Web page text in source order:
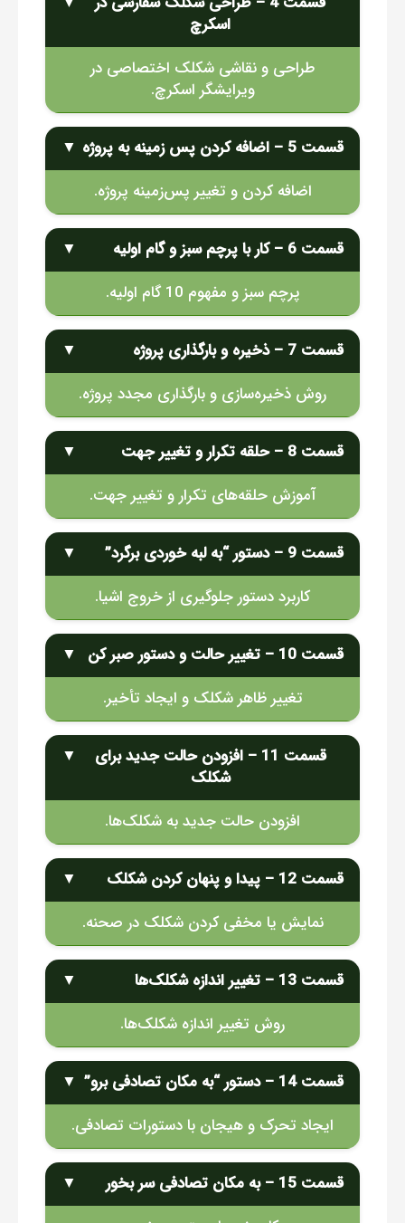
اسکرچ
طراحی و نقاشی شکلک اختصاصی در
ویرایشگر اسکرچ.
قسمت 5 – اضافه کردن پس زمینه به پروژه
▼
اضافه کردن و تغییر پس‌زمینه پروژه.
قسمت 6 – کار با پرچم سبز و گام اولیه
▼
پرچم سبز و مفهوم 10 گام اولیه.
قسمت 7 – ذخیره و بارگذاری پروژه
▼
روش ذخیره‌سازی و بارگذاری مجدد پروژه.
قسمت 8 – حلقه تکرار و تغییر جهت
▼
آموزش حلقه‌های تکرار و تغییر جهت.
قسمت 9 – دستور “به لبه خوردی برگرد”
▼
کاربرد دستور جلوگیری از خروج اشیا.
قسمت 10 – تغییر حالت و دستور صبر کن
▼
تغییر ظاهر شکلک و ایجاد تأخیر.
قسمت 11 – افزودن حالت جدید برای
شکلک
▼
افزودن حالت جدید به شکلک‌ها.
قسمت 12 – پیدا و پنهان کردن شکلک
▼
نمایش یا مخفی کردن شکلک در صحنه.
قسمت 13 – تغییر اندازه شکلک‌ها
▼
روش تغییر اندازه شکلک‌ها.
قسمت 14 – دستور “به مکان تصادفی برو”
▼
ایجاد تحرک و هیجان با دستورات تصادفی.
قسمت 15 – به مکان تصادفی سر بخور
▼